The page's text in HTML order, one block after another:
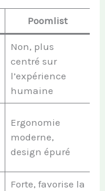
Poomlist
Non, plus
centré sur
l’expérience
humaine
Ergonomie
moderne,
design épuré
Forte, favorise la